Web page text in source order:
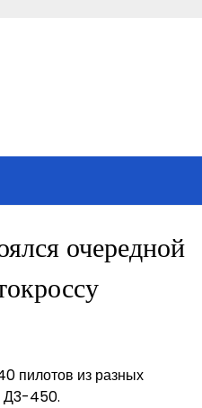
очередной
пилотов из разных
Д3-450.